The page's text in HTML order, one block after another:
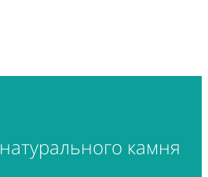
натурального камня